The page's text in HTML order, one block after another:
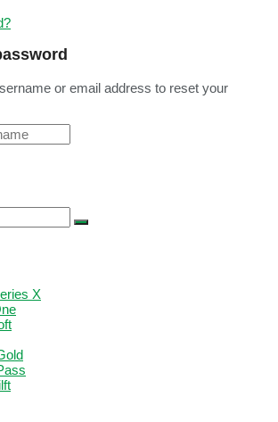
or email address to reset your
X